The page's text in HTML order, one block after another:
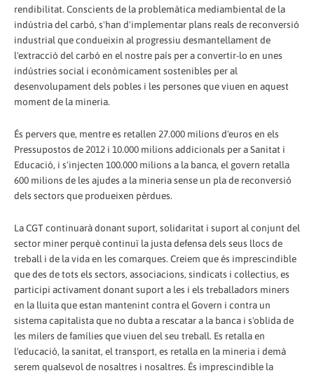
rendibilitat. Conscients de la problemàtica mediambiental de la
indústria del carbó, s'han d'implementar plans reals de reconversió
industrial que condueixin al progressiu desmantellament de
l'extracció del carbó en el nostre país per a convertir-lo en unes
indústries social i econòmicament sostenibles per al
desenvolupament dels pobles i les persones que viuen en aquest
moment de la mineria.
És pervers que, mentre es retallen 27.000 milions d'euros en els
Pressupostos de 2012 i 10.000 milions addicionals per a Sanitat i
Educació, i s'injecten 100.000 milions a la banca, el govern retalla
600 milions de les ajudes a la mineria sense un pla de reconversió
dels sectors que produeixen pèrdues.
La CGT continuarà donant suport, solidaritat i suport al conjunt del
sector miner perquè continuï la justa defensa dels seus llocs de
treball i de la vida en les comarques. Creiem que és imprescindible
que des de tots els sectors, associacions, sindicats i col·lectius, es
participi activament donant suport a les i els treballadors miners
en la lluita que estan mantenint contra el Govern i contra un
sistema capitalista que no dubta a rescatar a la banca i s'oblida de
les milers de famílies que viuen del seu treball. Es retalla en
l'educació, la sanitat, el transport, es retalla en la mineria i demà
serem qualsevol de nosaltres i nosaltres. És imprescindible la